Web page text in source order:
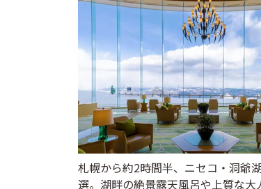
札幌から約2時間半、ニセコ・洞爺
選。湖畔の絶景露天風呂や上質な大